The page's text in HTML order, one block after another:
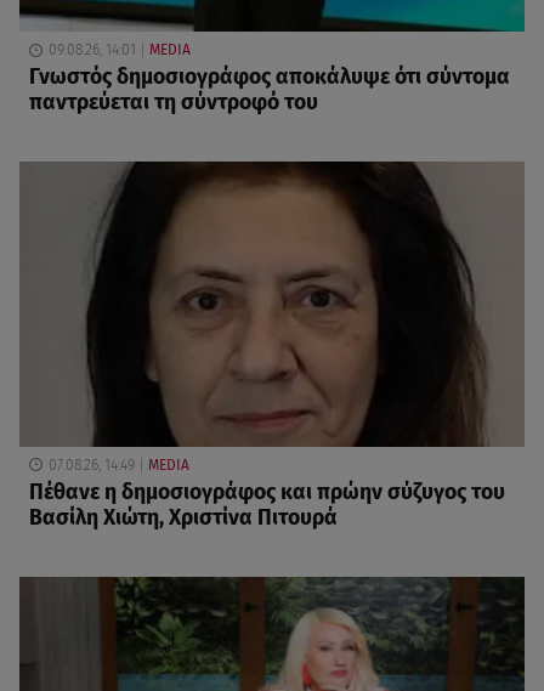
09.08.26, 14:01 MEDIA
Γνωστός δημοσιογράφος αποκάλυψε ότι σύντομα
παντρεύεται τη σύντροφό του
07.08.26, 14:49 MEDIA
Πέθανε η δημοσιογράφος και πρώην σύζυγος του
Βασίλη Χιώτη, Χριστίνα Πιτουρά